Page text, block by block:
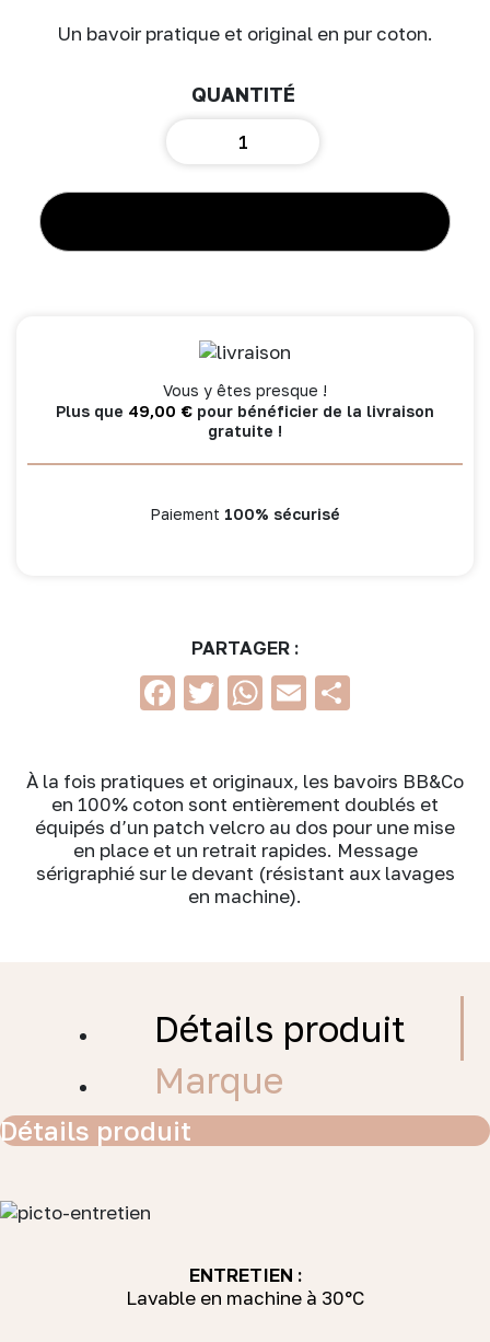
Un bavoir pratique et original en pur coton.
"50%
Vous y êtes presque !
Plus que 49,00 € pour bénéficier de la livraison
gratuite !
Paiement 100% sécurisé
PARTAGER :
Facebook
Twitter
WhatsApp
Email
À la fois pratiques et originaux, les bavoirs BB&Co
en 100% coton sont entièrement doublés et
équipés d’un patch velcro au dos pour une mise
en place et un retrait rapides. Message
sérigraphié sur le devant (résistant aux lavages
en machine).
Détails produit
Marque
Détails produit
ENTRETIEN :
Lavable en machine à 30°C